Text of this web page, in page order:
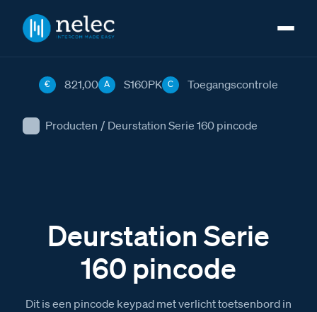
Producten / Deurstation Serie 160 pincode
€ 821,00 A S160PK C Toegangscontrole
Deurstation Serie
160 pincode
Dit is een pincode keypad met verlicht toetsenbord in